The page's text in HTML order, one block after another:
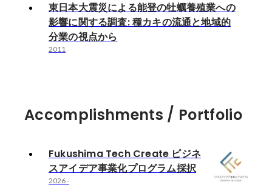
東日本大震災による能登の牡蠣養殖業への
影響に関する調査: 種カキの流通と地域的
分業の視点から
2011
Accomplishments / Portfolio
Fukushima Tech Create ビジネ
スアイデア事業化プログラム採択
2026-